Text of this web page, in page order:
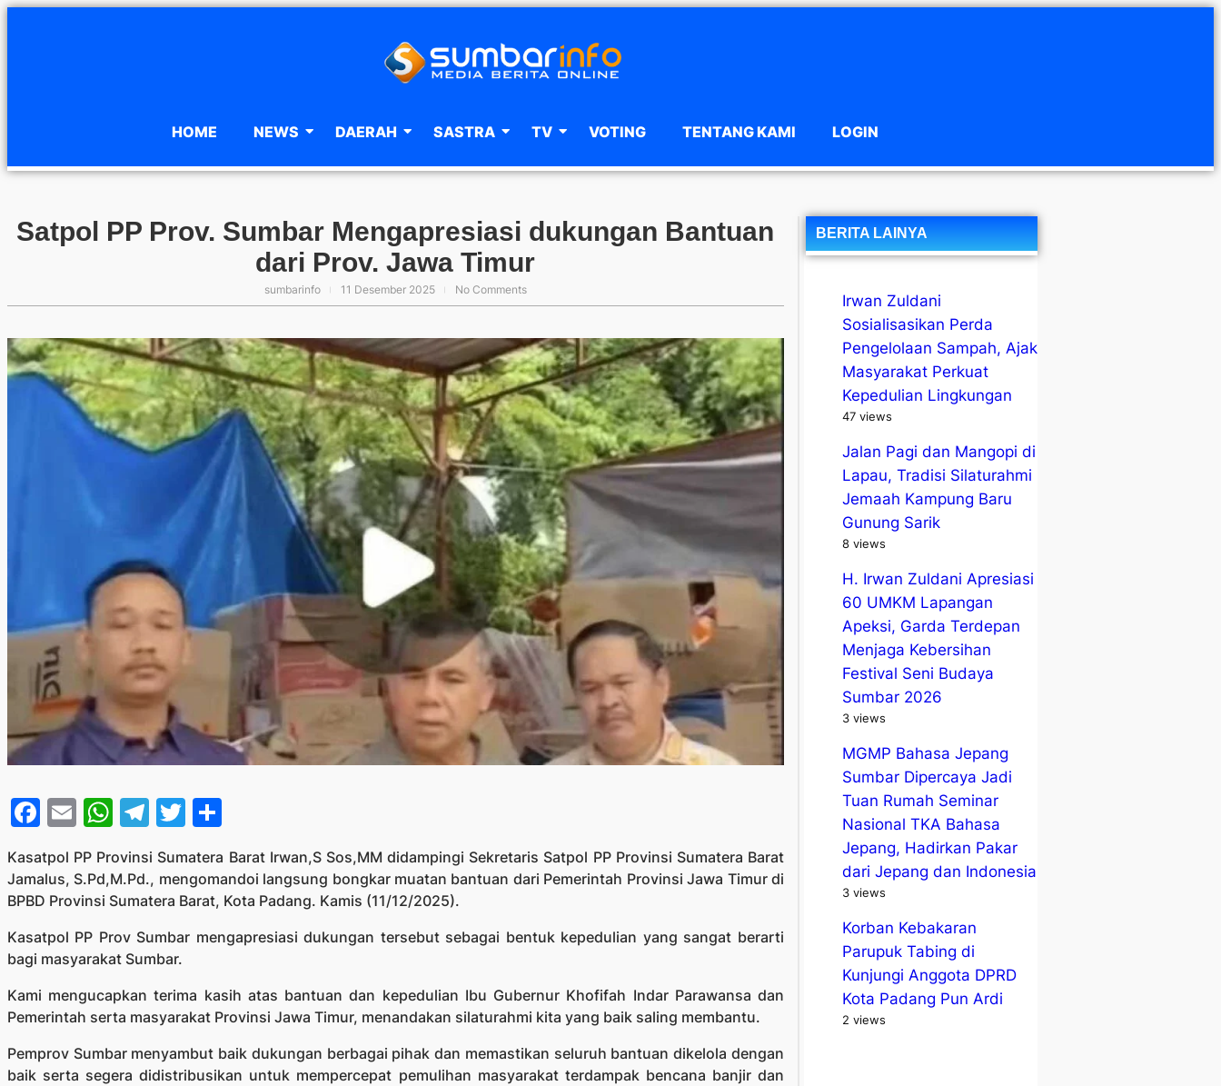
HOME NEWS DAERAH SASTRA TV VOTING TENTANG KAMI LOGIN
Satpol PP Prov. Sumbar Mengapresiasi dukungan Bantuan
dari Prov. Jawa Timur
sumbarinfo 11 Desember 2025 No Comments
Facebook
EmailWhatsApp
Telegram
Twitter
Kasatpol PP Provinsi Sumatera Barat Irwan,S Sos,MM didampingi Sekretaris Satpol PP Provinsi Sumatera Barat
Jamalus, S.Pd,M.Pd., mengomandoi langsung bongkar muatan bantuan dari Pemerintah Provinsi Jawa Timur di
BPBD Provinsi Sumatera Barat, Kota Padang. Kamis (11/12/2025).
Kasatpol PP Prov Sumbar mengapresiasi dukungan tersebut sebagai bentuk kepedulian yang sangat berarti
bagi masyarakat Sumbar.
Kami mengucapkan terima kasih atas bantuan dan kepedulian Ibu Gubernur Khofifah Indar Parawansa dan
Pemerintah serta masyarakat Provinsi Jawa Timur, menandakan silaturahmi kita yang baik saling membantu.
Pemprov Sumbar menyambut baik dukungan berbagai pihak dan memastikan seluruh bantuan dikelola dengan
baik serta segera didistribusikan untuk mempercepat pemulihan masyarakat terdampak bencana banjir dan
BERITA LAINYA
Irwan Zuldani
Sosialisasikan Perda
Pengelolaan Sampah, Ajak
Masyarakat Perkuat
Kepedulian Lingkungan
47 views
Jalan Pagi dan Mangopi di
Lapau, Tradisi Silaturahmi
Jemaah Kampung Baru
Gunung Sarik
8 views
H. Irwan Zuldani Apresiasi
60 UMKM Lapangan
Apeksi, Garda Terdepan
Menjaga Kebersihan
Festival Seni Budaya
Sumbar 2026
3 views
MGMP Bahasa Jepang
Sumbar Dipercaya Jadi
Tuan Rumah Seminar
Nasional TKA Bahasa
Jepang, Hadirkan Pakar
dari Jepang dan Indonesia
3 views
Korban Kebakaran
Parupuk Tabing di
Kunjungi Anggota DPRD
Kota Padang Pun Ardi
2 views